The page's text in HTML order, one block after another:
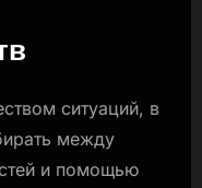
ситуаций, в
между
и помощью